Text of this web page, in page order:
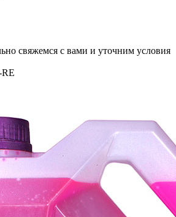
свяжемся с вами и уточним условия